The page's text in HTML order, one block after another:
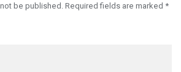
be published. Required fields are marked *